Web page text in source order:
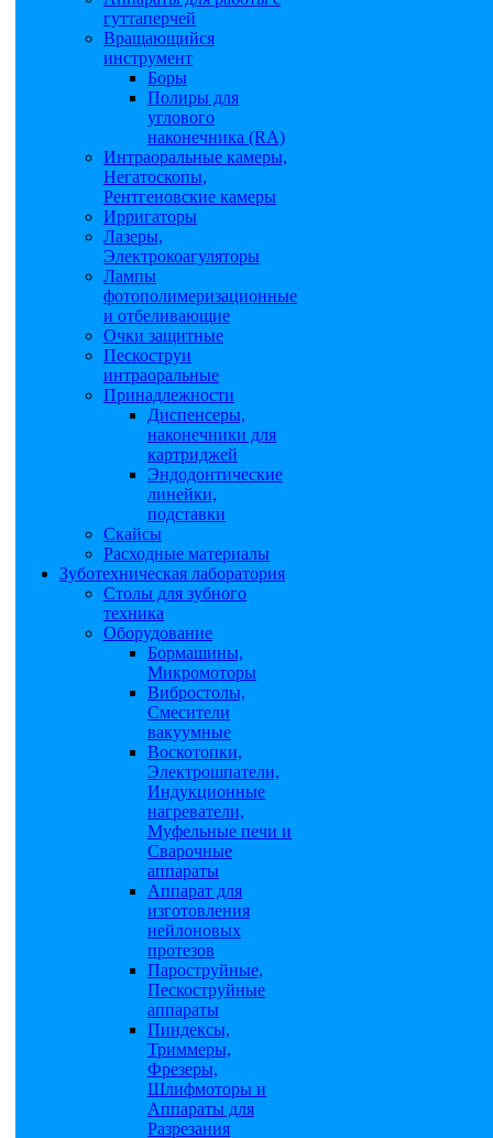
гуттаперчей
Вращающийся
инструмент
Боры
Полиры для
углового
наконечника (RA)
Интраоральные камеры,
Негатоскопы,
Рентгеновские камеры
Ирригаторы
Лазеры,
Электрокоагуляторы
Лампы
фотополимеризационные
и отбеливающие
Очки защитные
Пескоструи
интраоральные
Принадлежности
Диспенсеры,
наконечники для
картриджей
Эндодонтические
линейки,
подставки
Скайсы
Расходные материалы
Зуботехническая лаборатория
Столы для зубного
техника
Оборудование
Бормашины,
Микромоторы
Вибростолы,
Смесители
вакуумные
Воскотопки,
Электрошпатели,
Индукционные
нагреватели,
Муфельные печи и
Сварочные
аппараты
Аппарат для
изготовления
нейлоновых
протезов
Пароструйные,
Пескоструйные
аппараты
Пиндексы,
Триммеры,
Фрезеры,
Шлифмоторы и
Аппараты для
Разрезания